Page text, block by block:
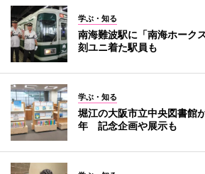
学ぶ・知る
南海難波駅に「南海ホー
刻ユニ着た駅員も
学ぶ・知る
堀江の大阪市立中央図書館
年 記念企画や展示も